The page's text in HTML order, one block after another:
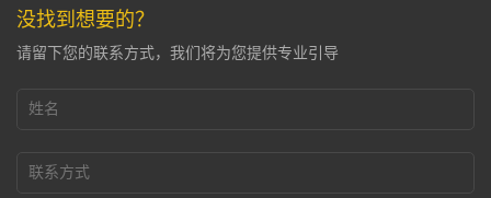
没找到想要的？
请留下您的联系方式，我们将为您提供专业引导